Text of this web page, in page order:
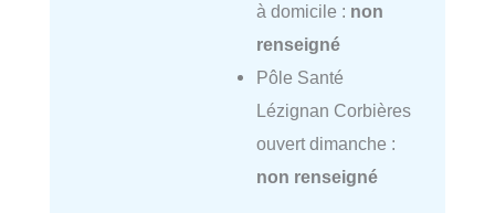
à domicile : non
renseigné
Pôle Santé
Lézignan Corbières
ouvert dimanche :
non renseigné